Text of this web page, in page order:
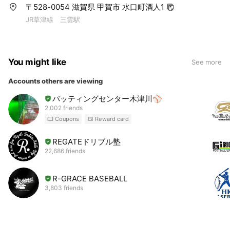
〒528-0054 滋賀県 甲賀市 水口町酒人1
JR草津線 三雲駅
You might like See more
Accounts others are viewing
バッティングセンター木津川⚾️
2,002 friends
Coupons Reward card
REGATEドリブル塾
22,686 friends
R-GRACE BASEBALL
3,803 friends